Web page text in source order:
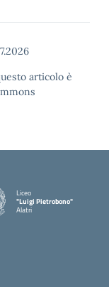
articolo è
Liceo
"Luigi Pietrobono"
Alatri